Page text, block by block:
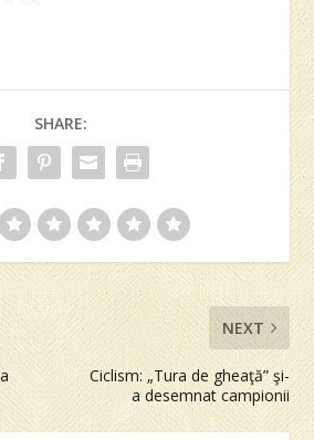
SHARE:
NEXT
Ciclism: „Tura de gheaţă” şi-
a desemnat campionii